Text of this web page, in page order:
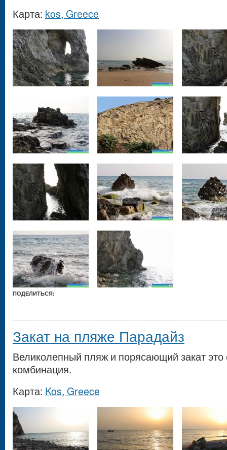
Карта: kos, Greece
ПОДЕЛИТЬСЯ:
Закат на пляже Парадайз
Великолепный пляж и порясающий закат это
комбинация.
Карта: Kos, Greece